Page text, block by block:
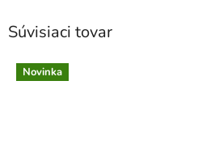
Súvisiaci tovar
Novinka